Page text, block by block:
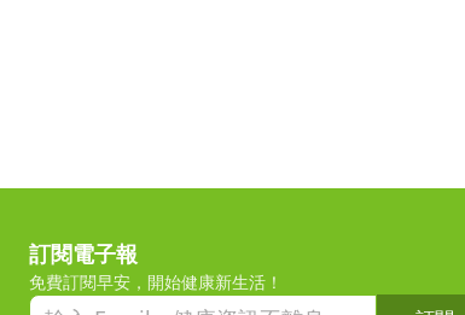
訂閱電子報
免費訂閱早安，開始健康新生活！